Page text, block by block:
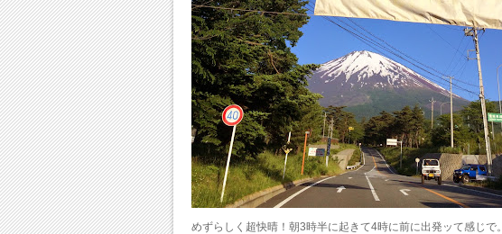
めずらしく超快晴！朝3時半に起きて4時に前に出発ッて感じで。